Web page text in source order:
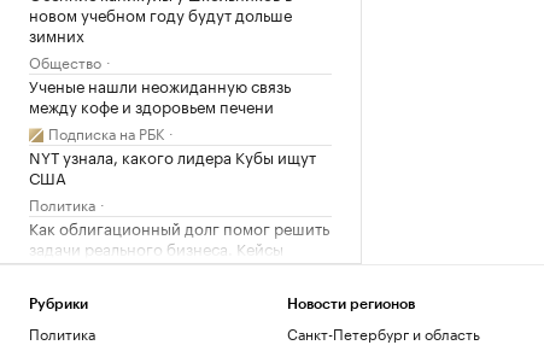
новом учебном году будут дольше
зимних
Общество
Ученые нашли неожиданную связь
между кофе и здоровьем печени
Подписка на РБК
NYT узнала, какого лидера Кубы ищут
США
Политика
Как облигационный долг помог решить
задачи реального бизнеса. Кейсы
Глава Адыгеи рассказал о последствиях
атаки БПЛА
Рубрики
Политика
Новости регионов
Санкт-Петербург и область